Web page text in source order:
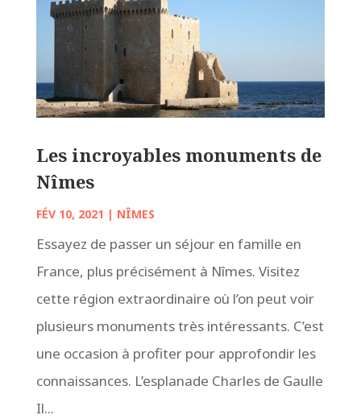
Les incroyables monuments de
Nîmes
FÉV 10, 2021 | NÎMES
Essayez de passer un séjour en famille en
France, plus précisément à Nîmes. Visitez
cette région extraordinaire où l’on peut voir
plusieurs monuments très intéressants. C’est
une occasion à profiter pour approfondir les
connaissances. L’esplanade Charles de Gaulle
Il...